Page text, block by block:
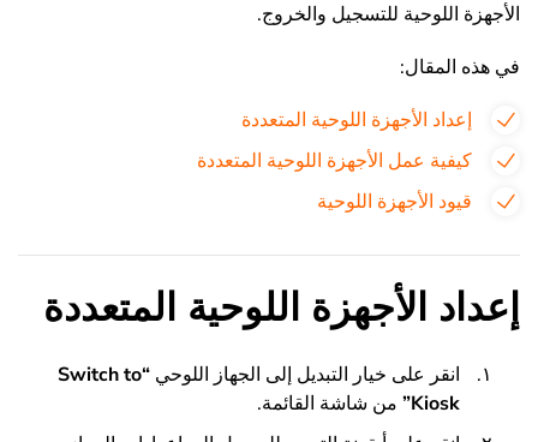
الأجهزة اللوحية للتسجيل والخروج.
في هذه المقال:
إعداد الأجهزة اللوحية المتعددة
كيفية عمل الأجهزة اللوحية المتعددة
قيود الأجهزة اللوحية
إعداد الأجهزة اللوحية المتعددة
انقر على خيار التبديل إلى الجهاز اللوحي “
Switch to
Kiosk
” من شاشة القائمة.